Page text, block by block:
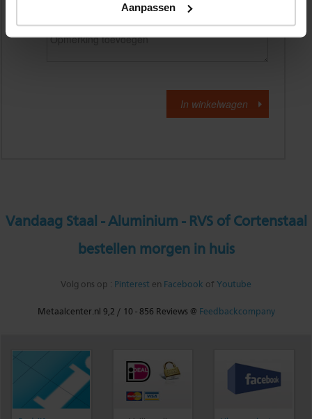
Aanpassen
Vandaag Staal - Aluminium - RVS of Cortenstaal
bestellen morgen in huis
Volg ons op : Pinterest en Facebook of Youtube
Metaalcenter.nl 9,2 / 10 -856 Reviews @ Feedbackcompany